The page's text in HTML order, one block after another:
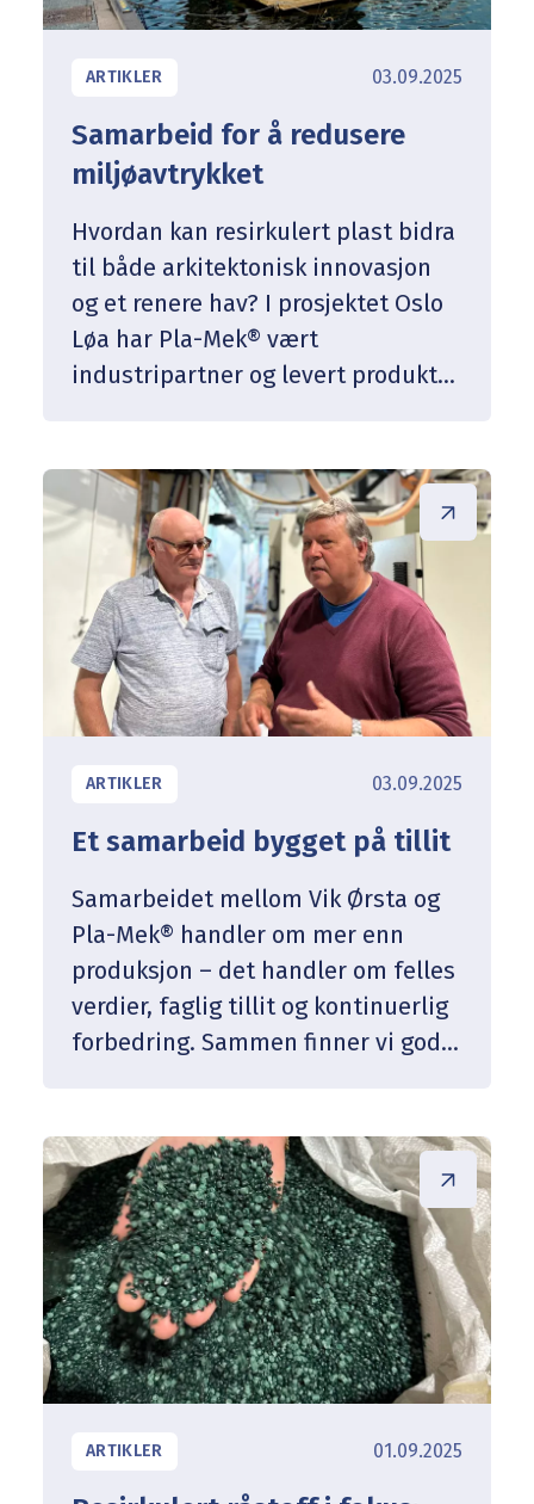
ARTIKLER 03.09.2025
Samarbeid for å redusere
miljøavtrykket
Hvordan kan resirkulert plast bidra
til både arkitektonisk innovasjon
og et renere hav? I prosjektet Oslo
Løa har Pla-Mek® vært
industripartner og levert produkter
oppdrettsnæring. Sammen med
aktører som Oceanize, Hofseth og
studenter ved Arkitektur- og
designhøgskolen i Oslo, har vi vist
hvordan sirkulær økonomi kan gi
nye løsninger – og redusert
miljøavtrykk.
ARTIKLER 03.09.2025
Et samarbeid bygget på tillit
Samarbeidet mellom Vik Ørsta og
Pla-Mek® handler om mer enn
produksjon – det handler om felles
verdier, faglig tillit og kontinuerlig
forbedring. Sammen finner vi gode
både teknisk og miljømessig.
ARTIKLER 01.09.2025